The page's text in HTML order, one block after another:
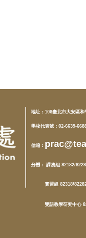
地址： 106臺北市大安區
學校代表號：02-6639-
信箱 ：
分機 ： 課務組 82182/
實習組 82318/82282/
雙語教學研究中心